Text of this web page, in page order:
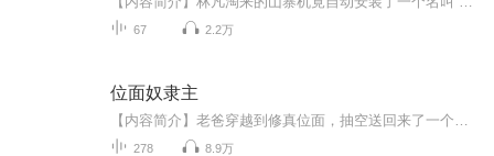
67 2.2万
位面奴隶主
278 8.9万